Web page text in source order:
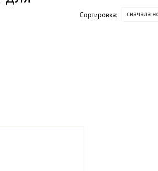
Сортировка: сначала